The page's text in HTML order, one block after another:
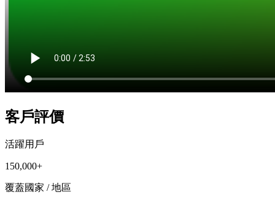
客戶評價
活躍用戶
150,000+
覆蓋國家 / 地區